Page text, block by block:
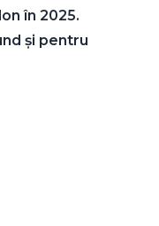
în 2025.
și pentru